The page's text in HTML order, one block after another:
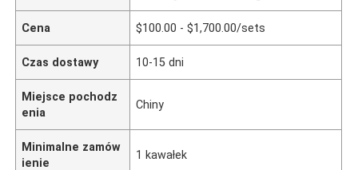
Cena $100.00 - $1,700.00/sets
Czas dostawy 10-15 dni
Miejsce pochodz
enia
Chiny
Minimalne zamów
ienie
1 kawałek